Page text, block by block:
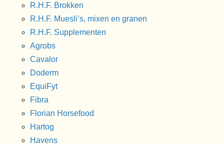
R.H.F. Brokken
R.H.F. Muesli’s, mixen en granen
R.H.F. Supplementen
Agrobs
Cavalor
Doderm
EquiFyt
Fibra
Florian Horsefood
Hartog
Havens